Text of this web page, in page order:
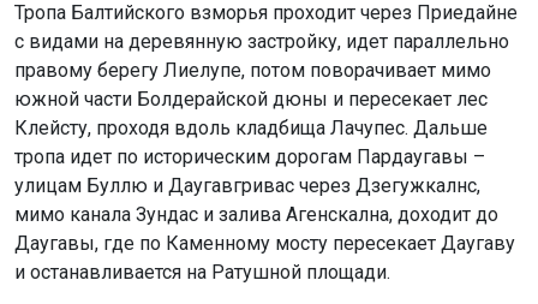
Тропа Балтийского взморья проходит через Приедайне
с видами на деревянную застройку, идет параллельно
правому берегу Лиелупе, потом поворачивает мимо
южной части Болдерайской дюны и пересекает лес
Клейсту, проходя вдоль кладбища Лачупес. Дальше
тропа идет по историческим дорогам Пардаугавы –
улицам Буллю и Даугавгривас через Дзегужкалнс,
мимо канала Зундас и залива Агенскална, доходит до
Даугавы, где по Каменному мосту пересекает Даугаву
и останавливается на Ратушной площади.